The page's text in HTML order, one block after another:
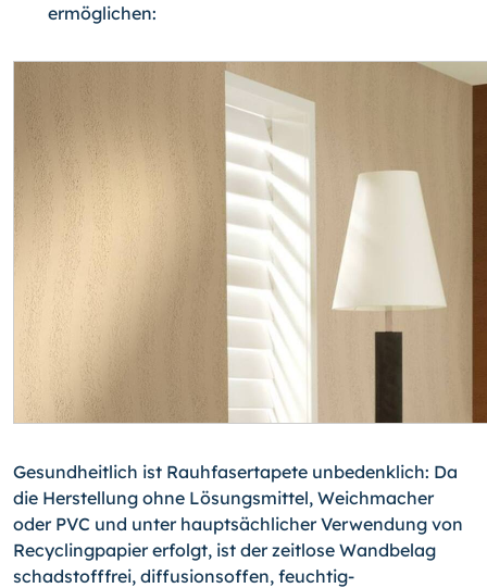
ermöglichen:
Gesundheitlich ist Rauhfasertapete unbedenklich: Da
die Herstellung ohne Lösungs­mittel, Weichmacher
oder PVC und unter hauptsächlicher Verwendung von
Recycling­papier erfolgt, ist der zeitlose Wandbelag
schadstofffrei, diffusionsoffen, feuchtig­